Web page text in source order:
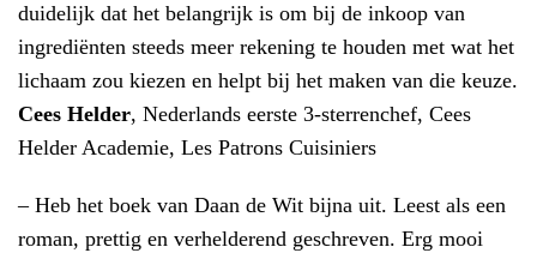
duidelijk dat het belangrijk is om bij de inkoop van
ingrediënten steeds meer rekening te houden met wat het
lichaam zou kiezen en helpt bij het maken van die keuze.
Cees Helder, Nederlands eerste 3-sterrenchef, Cees
Helder Academie, Les Patrons Cuisiniers
– Heb het boek van Daan de Wit bijna uit. Leest als een
roman, prettig en verhelderend geschreven. Erg mooi